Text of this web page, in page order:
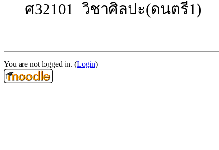
ศ32101 วิชาศิลปะ(ดนตรี1)
You are not logged in. (Login)